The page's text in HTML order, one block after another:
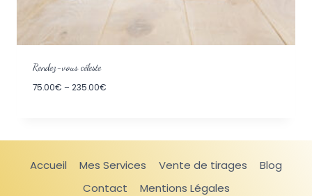
Rendez-vous céleste
75.00€ – 235.00€
Accueil Mes Services Vente de tirages
Blog
Contact
Mentions Légales